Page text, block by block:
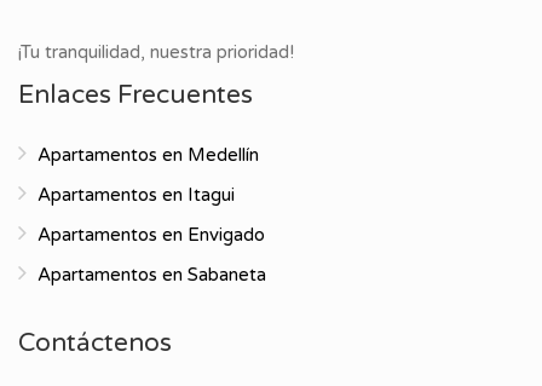
¡Tu tranquilidad, nuestra prioridad!
Enlaces Frecuentes
Apartamentos en Medellín
Apartamentos en Itagui
Apartamentos en Envigado
Apartamentos en Sabaneta
Contáctenos